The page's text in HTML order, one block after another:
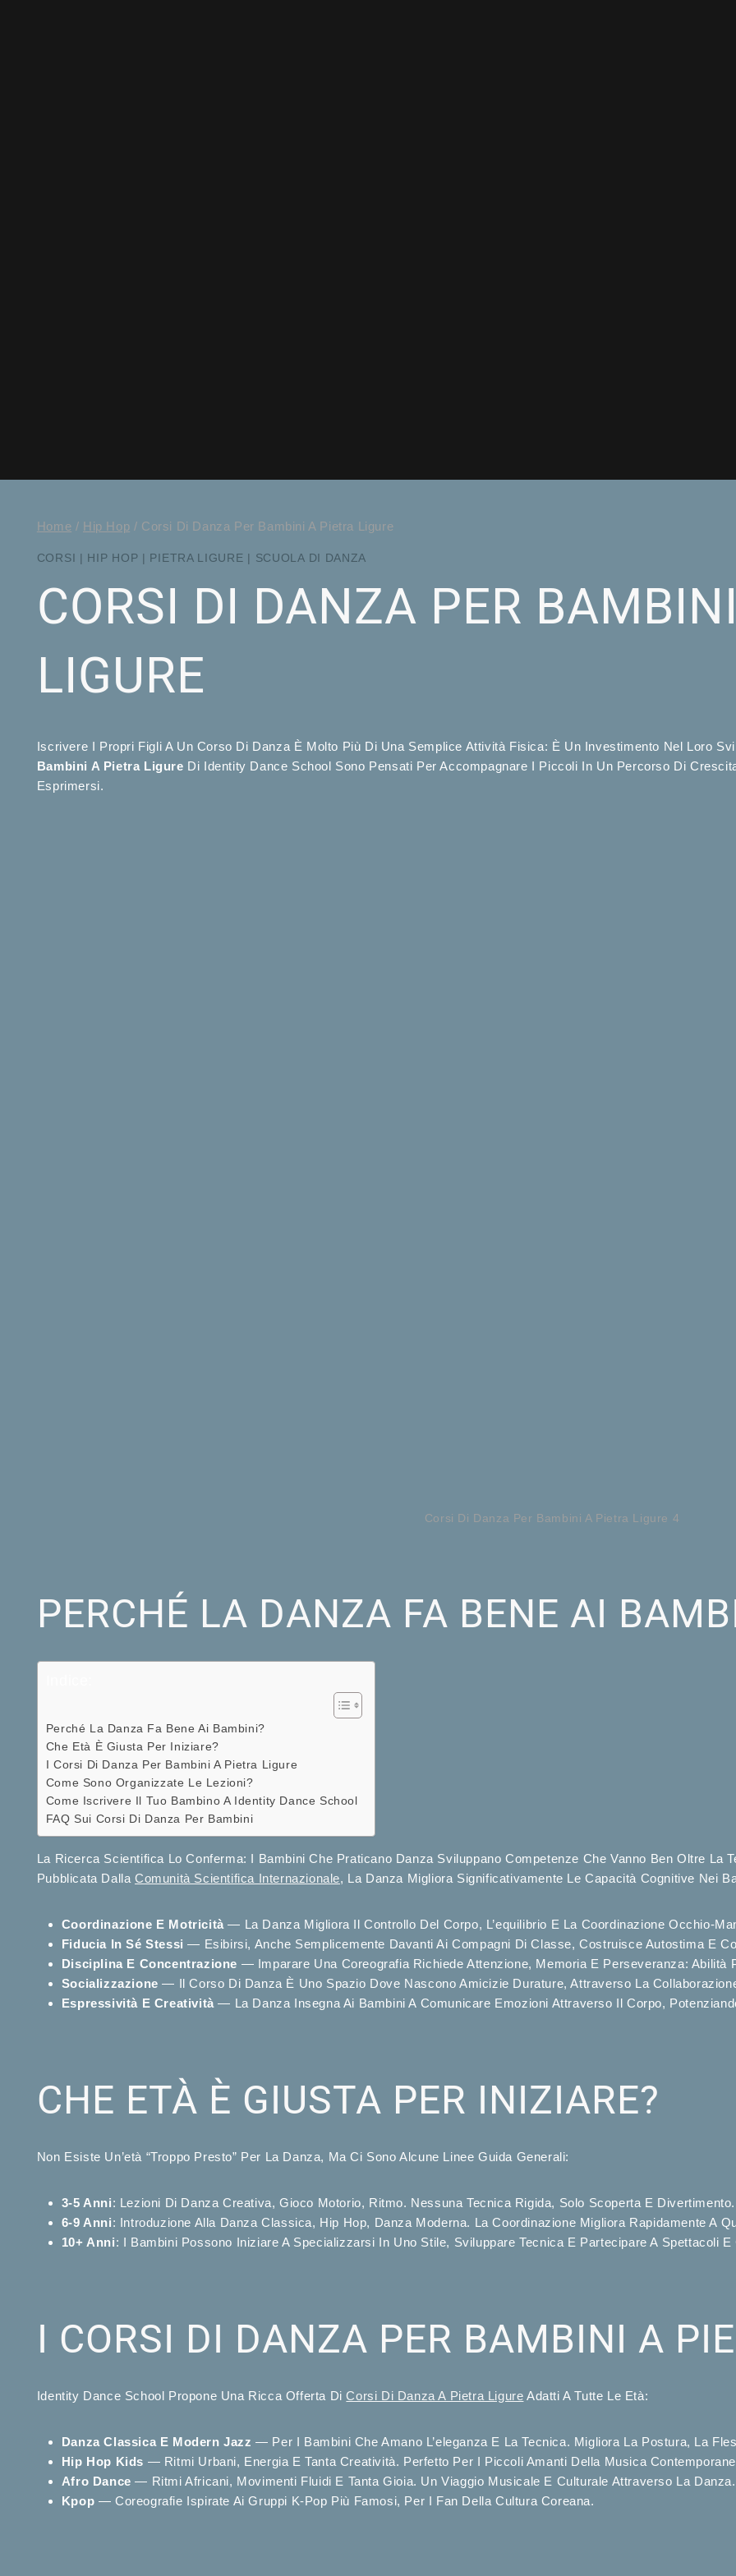
Home / Hip Hop / Corsi Di Danza Per Bambini A Pietra Ligure
CORSI | HIP HOP | PIETRA LIGURE | SCUOLA DI DANZA
CORSI DI DANZA PER
LIGURE
Iscrivere I Propri Figli A Un Corso Di Danza È Molto Più Di Una Semplice Attività Fisica: È Un Investimento Nel Loro
Bambini A Pietra Ligure Di Identity Dance School Sono Pensati Per Accompagnare I Piccoli In Un Percorso Di
Esprimersi.
Corsi Di Danza Per Bambini A Pietra Ligure 4
PERCHÉ LA DANZA FA BENE AI
Perché La Danza Fa Bene Ai Bambini?
Che Età È Giusta Per Iniziare?
I Corsi Di Danza Per Bambini A Pietra Ligure
Come Sono Organizzate Le Lezioni?
Come Iscrivere Il Tuo Bambino A Identity Dance School
FAQ Sui Corsi Di Danza Per Bambini
La Ricerca Scientifica Lo Conferma: I Bambini Che Praticano Danza Sviluppano Competenze Che Vanno Ben Oltre La
Pubblicata Dalla Comunità Scientifica Internazionale, La Danza Migliora Significativamente Le Capacità Cognitive Nei
Coordinazione E Motricità — La Danza Migliora Il Controllo Del Corpo, L’equilibrio E La Coordinazione Occhio-
Fiducia In Sé Stessi — Esibirsi, Anche Semplicemente Davanti Ai Compagni Di Classe, Costruisce Autostima E
Disciplina E Concentrazione — Imparare Una Coreografia Richiede Attenzione, Memoria E Perseveranza: Abilità
Socializzazione — Il Corso Di Danza È Uno Spazio Dove Nascono Amicizie Durature, Attraverso La
Espressività E Creatività — La Danza Insegna Ai Bambini A Comunicare Emozioni Attraverso Il Corpo,
CHE ETÀ È GIUSTA PER INIZIARE?
Non Esiste Un’età “troppo Presto” Per La Danza, Ma Ci Sono Alcune Linee Guida Generali:
3-5 Anni: Lezioni Di Danza Creativa, Gioco Motorio, Ritmo. Nessuna Tecnica Rigida, Solo Scoperta E Divertimento.
6-9 Anni: Introduzione Alla Danza Classica, Hip Hop, Danza Moderna. La Coordinazione Migliora Rapidamente A
10+ Anni: I Bambini Possono Iniziare A Specializzarsi In Uno Stile, Sviluppare Tecnica E Partecipare A Spettacoli E
I CORSI DI DANZA PER BAMBINI A
Identity Dance School Propone Una Ricca Offerta DiCorsi Di Danza A Pietra Ligure Adatti A Tutte Le Età:
Danza Classica E Modern Jazz — Per I Bambini Che Amano L’eleganza E La Tecnica. Migliora La Postura, La
Hip Hop Kids — Ritmi Urbani, Energia E Tanta Creatività. Perfetto Per I Piccoli Amanti Della Musica
Afro Dance — Ritmi Africani, Movimenti Fluidi E Tanta Gioia. Un Viaggio Musicale E Culturale Attraverso La Danza.
Kpop — Coreografie Ispirate Ai Gruppi K-Pop Più Famosi, Per I Fan Della Cultura Coreana.